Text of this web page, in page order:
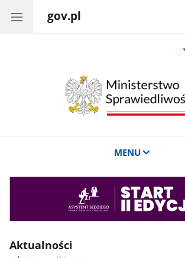
gov.pl
MENU
Aktualności